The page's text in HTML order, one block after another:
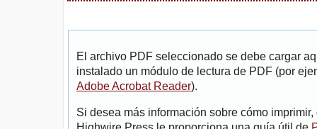
El archivo PDF seleccionado se debe cargar
instalado un módulo de lectura de PDF (por
Adobe Acrobat Reader).
Si desea más información sobre cómo